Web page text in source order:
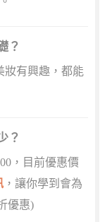
？
妝有興趣，都能
？
，目前優惠價
，讓你學到會為
優惠)